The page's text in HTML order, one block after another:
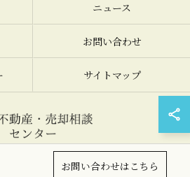
お問い合わせはこちら
ニュース
お問い合わせ
サイトマップ